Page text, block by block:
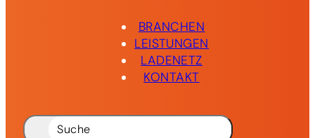
BRANCHEN
LEISTUNGEN
LADENETZ
KONTAKT
Suche